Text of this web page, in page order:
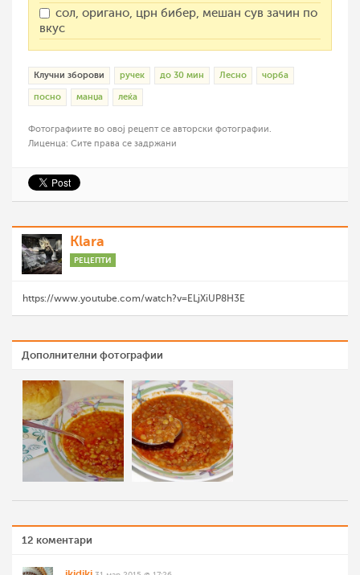
сол, оригано, црн бибер, мешан сув зачин по
вкус
Клучни зборови ручек до 30 мин Лесно чорба
посно манџа леќа
Фотографиите во овој рецепт се авторски фотографии.
Лиценца: Сите права се задржани
Klara
РЕЦЕПТИ
https://www.youtube.com/watch?v=ELjXiUP8H3E
Дополнителни фотографии
12 коментари